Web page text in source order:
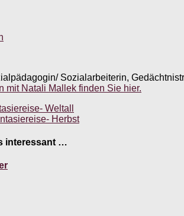
Sozialarbeiterin,
mit Natali Mallek finden Sie hier.
Weltall
Herbst
interessant …